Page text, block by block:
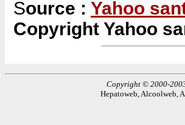
Source : Yahoo
Copyright Yahoo
Copyright © 2000-
Hepatoweb, Alcoolweb,